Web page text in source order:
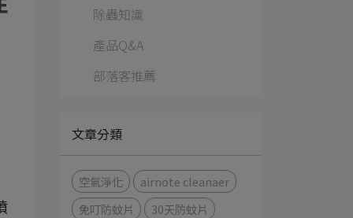
除蟲知識
產品Q&A
部落客推薦
文章分類
空氣淨化
airnote cleanaer
免叮防蚊片
30天防蚊片